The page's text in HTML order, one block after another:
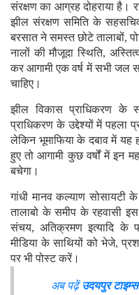
संरक्षण का आग्रह दोहराया है।
झील संरक्षण समिति के
बरसात ने समस्त छोटे तालाबों,
नालों की मौजूदा स्थिति,
कर आगामी एक वर्ष में सभी
चाहिए।
झील विकास प्राधिकरण के
प्राधिकरण के उद्देश्यों में पहला
लेकिन भूमाफिया के दबाव में यह
हुए तो आगामी कुछ वर्षों में इन
बचेगा।
गांधी मानव कल्याण सोसायटी
तालाबो के समीप के रहवासी
संचय, अतिक्रमण इत्यादि के
मीडिया के साथियों को भेजे,
पर भी पोस्ट करें।
अब पढ़ें उदयपुर